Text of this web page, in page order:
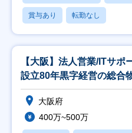
賞与あり 転勤なし
【大阪】法人営業/ITサ
設立80年黒字経営の総合
大阪府
400万~500万